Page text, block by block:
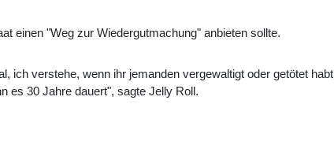
einen "Weg zur Wiedergutmachung" anbieten sollte.
ich verstehe, wenn ihr jemanden vergewaltigt oder getötet
es 30 Jahre dauert", sagte Jelly Roll.